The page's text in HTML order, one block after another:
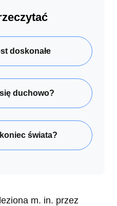
doskonałe
duchowo?
świata?
m. in. przez